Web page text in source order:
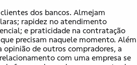
dos bancos. Almejam
rapidez no atendimento
e praticidade na contratação
precisam naquele momento. Além
de outros compradores, a
com uma empresa se